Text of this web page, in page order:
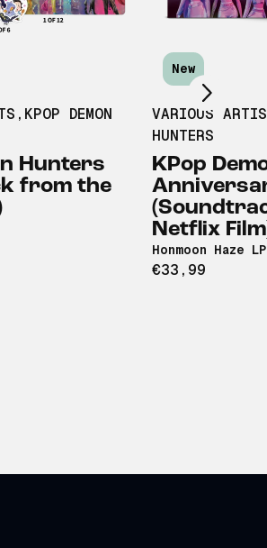
, KPOP DEMON
Hunters
from the
New
VARIOUS
HUNTERS
KPop
Netflix
Honmoon Haze LP
€33,99
Scroll right